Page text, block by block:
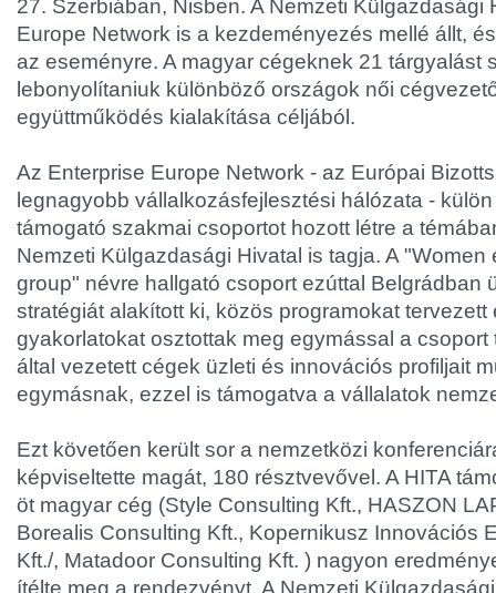
27. Szerbiában, Nisben. A Nemzeti Külgazdasági
Europe Network is a kezdeményezés mellé állt,
az eseményre. A magyar cégeknek 21 tárgyalást
lebonyolítaniuk különböző országok női
együttműködés kialakítása céljából.
Az Enterprise Europe Network - az Európai
legnagyobb vállalkozásfejlesztési hálózata -
támogató szakmai csoportot hozott létre a
Nemzeti Külgazdasági Hivatal is tagja. A "Women
group" névre hallgató csoport ezúttal Belgrádban
stratégiát alakított ki, közös programokat tervezett
gyakorlatokat osztottak meg egymással a
által vezetett cégek üzleti és innovációs profiljait
egymásnak, ezzel is támogatva a vállalatok
Ezt követően került sor a nemzetközi
képviseltette magát, 180 résztvevővel. A HITA
öt magyar cég (Style Consulting Kft., HASZON
Borealis Consulting Kft., Kopernikusz Innovációs
Kft./, Matadoor Consulting Kft. ) nagyon
ítélte meg a rendezvényt. A Nemzeti